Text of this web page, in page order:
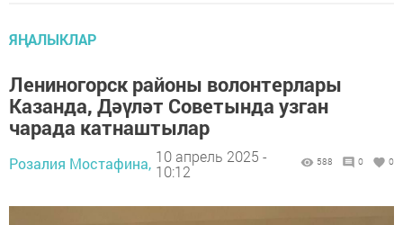
ЯҢАЛЫКЛАР
Лениногорск районы волонтерлары
Казанда, Дәүләт Советында узган
чарада катнаштылар
Розалия Мостафина, 10 апрель 2025 -
10:12
588 0 0